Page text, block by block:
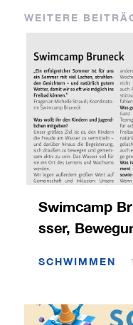
WEITERE
Swimcamp
sser,
SCHWIMMEN